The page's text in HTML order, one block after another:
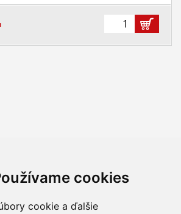
cookies
cookie a ďalšie